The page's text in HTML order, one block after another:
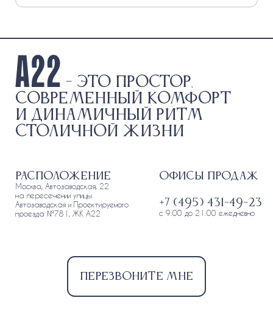
- это простор,
современный комфорт
и динамичный ритм
столичной жизни
Расположение
Москва, Автозаводская, 22
на пересечении улицы
Автозаводская и Проектируемого
проезда №781, ЖК А22
Офисы продаж
+7 (495) 431-49-23
с 9:00 до 21:00 ежедневно
Перезвоните мне